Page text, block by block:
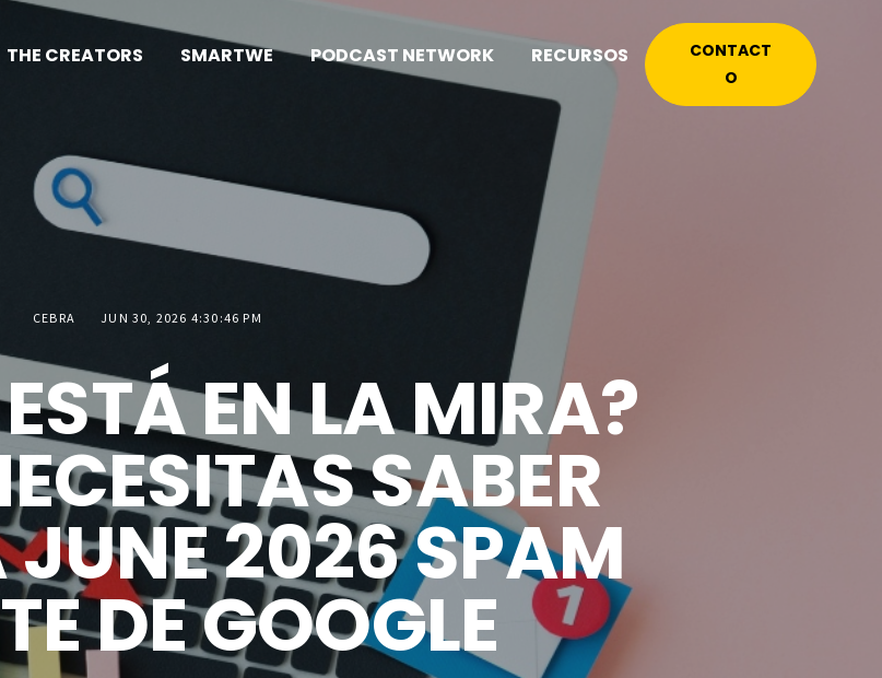
THE CREATORS SMARTWE PODCAST NETWORK RECURSOS
CONTACT
O
CEBRA JUN 30, 2026 4:30:46 PM
EN LA MIRA?
SABER
JUNE 2026 SPAM
DE GOOGLE